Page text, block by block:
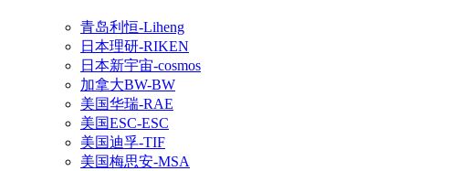
青岛利恒-Liheng
日本理研-RIKEN
日本新宇宙-cosmos
加拿大BW-BW
美国华瑞-RAE
美国ESC-ESC
美国迪孚-TIF
美国梅思安-MSA